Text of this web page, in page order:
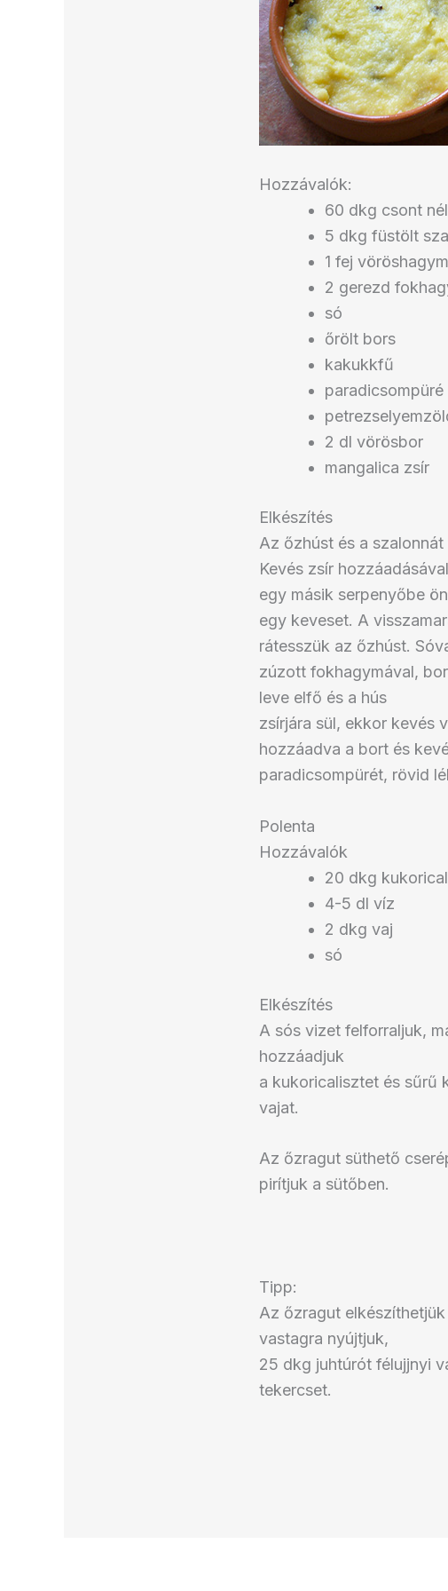
Hozzávalók:
60 dkg csont
5 dkg füstölt
1 fej
2 gerezd
só
őrölt bors
kakukkfű
paradicsompüré
2 dl vörösbor
mangalica zsír
Elkészítés
Az őzhúst és a
Kevés zsír
egy másik serpenyőbe
egy keveset. A
rátesszük az őzhúst.
zúzott fokhagymával,
leve elfő és a hús
zsírjára sül, ekkor kevés
hozzáadva a bort és
paradicsompürét, rövid
Polenta
Hozzávalók
20 dkg
4-5 dl víz
2 dkg vaj
só
Elkészítés
A sós vizet felforraljuk,
hozzáadjuk
a kukoricalisztet és sűrű
vajat.
Az őzragut süthető
pirítjuk a sütőben.
Tipp:
Az őzragut
vastagra nyújtjuk,
25 dkg juhtúrót félujjnyi
tekercset.